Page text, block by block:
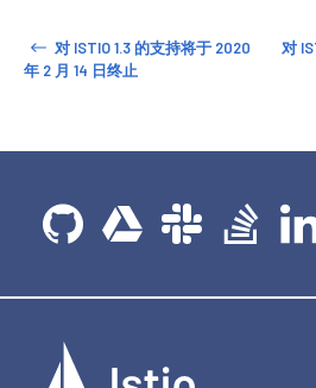
对 ISTIO 1.3 的支持将于 2020
年 2 月 14 日终止
对